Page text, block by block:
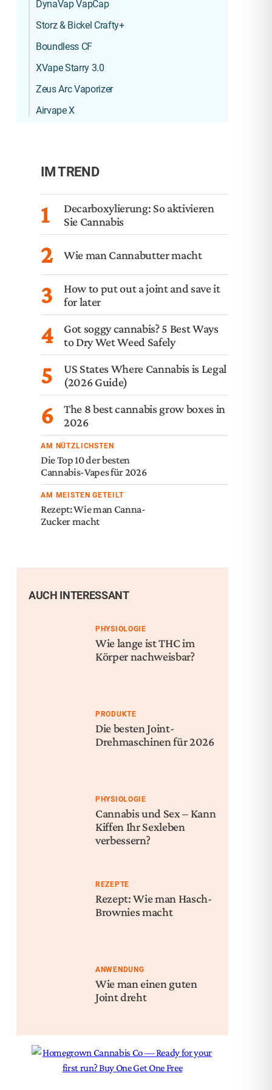
DynaVap VapCap
Storz & Bickel Crafty+
Boundless CF
XVape Starry 3.0
Zeus Arc Vaporizer
Airvape X
IM TREND
1
Decarboxylierung: So aktivieren
Sie Cannabis
2 Wie man Cannabutter macht
3
How to put out a joint and save it
for later
4
Got soggy cannabis? 5 Best Ways
to Dry Wet Weed Safely
5
US States Where Cannabis is Legal
(2026 Guide)
6
The 8 best cannabis grow boxes in
2026
AM NÜTZLICHSTEN
Die Top 10 der besten
Cannabis-Vapes für 2026
AM MEISTEN GETEILT
Rezept: Wie man Canna-
Zucker macht
AUCH INTERESSANT
PHYSIOLOGIE
Wie lange ist THC im
Körper nachweisbar?
PRODUKTE
Die besten Joint-
Drehmaschinen für 2026
PHYSIOLOGIE
Cannabis und Sex – Kann
Kiffen Ihr Sexleben
verbessern?
REZEPTE
Rezept: Wie man Hasch-
Brownies macht
ANWENDUNG
Wie man einen guten
Joint dreht